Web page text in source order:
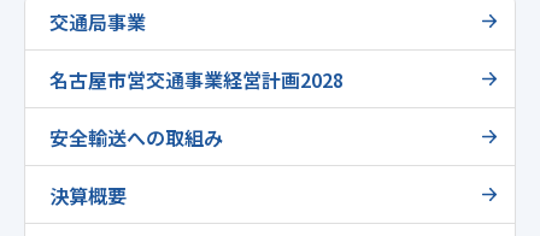
交通局事業
名古屋市営交通事業経営計画2028
安全輸送への取組み
決算概要